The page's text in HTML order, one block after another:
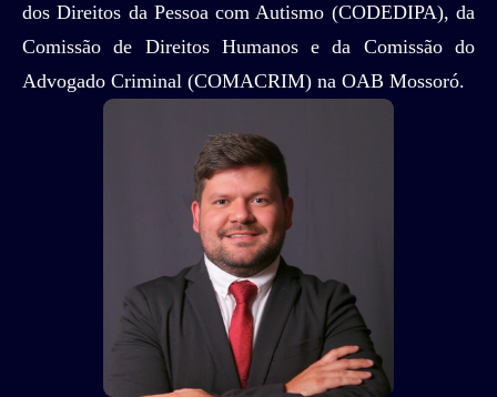
dos Direitos da Pessoa com Autismo (CODEDIPA), da
Comissão de Direitos Humanos e da Comissão do
Advogado Criminal (COMACRIM) na OAB Mossoró.